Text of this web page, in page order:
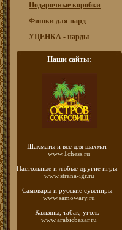
Подарочные коробки
Фишки для нард
УЦЕНКА - нарды
Наши сайты:
Шахматы и все для шахмат -
www.1chess.ru
Настольные и любые другие игры -
www.strana-igr.ru
Самовары и русские сувениры -
www.samowary.ru
Кальяны, табак, уголь -
www.arabicbazar.ru